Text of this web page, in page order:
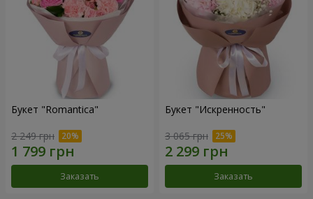
Букет "Romantica"
2 249 грн
Заказать
Букет "Искренность"
3 065 грн
Заказать